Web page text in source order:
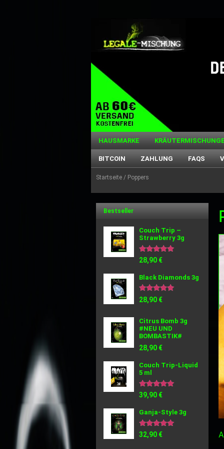
HAUSMARKE
BITCOIN ZAHLUNG FAQS
Startseite / Poppers
Bestseller
Couch Trip –
Strawberry 3g
Bewertet
mit
von 5
28,90 €
Black Diamonds 3g
Bewertet
mit
von 5
28,90 €
Citrus Bomb 3g
#NEU UND
BOMBASTIK#
28,90 €
Couch Trip-Liquid
5 ml
Bewertet
mit
von 5
39,90 €
Ganja-Style 3g
Bewertet
mit
32,90 €